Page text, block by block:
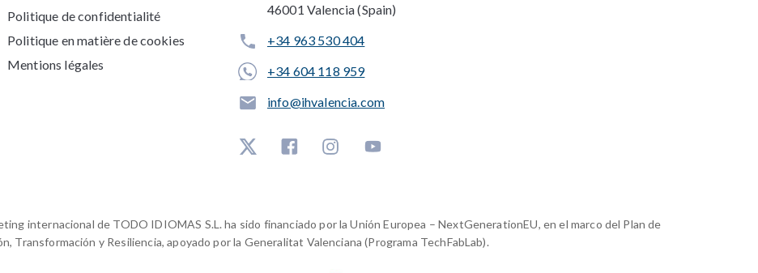
Politique de confidentialité
Politique en matière de cookies
Mentions légales
46001 Valencia (Spain)
+34 963 530 404
+34 604 118 959
info@ihvalencia.com
internacional de TODO IDIOMAS S.L. ha sido financiado por la Unión Europea – NextGenerationEU, en el marco del Plan de
Transformación y Resiliencia, apoyado por la Generalitat Valenciana (Programa TechFabLab).